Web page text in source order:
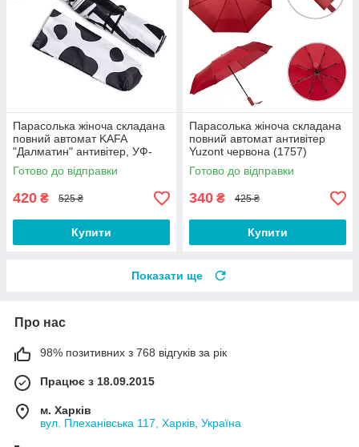
Парасолька жіноча складана
повний автомат KAFA
"Далматин" антивітер, УФ-
захист (3323)
Готово до відправки
420 ₴ 525 ₴
Купити
Парасолька жіноча складана
повний автомат антивітер
Yuzont червона (1757)
Готово до відправки
340 ₴ 425 ₴
Купити
Показати ще
Про нас
98% позитивних з 768 відгуків за рік
Працює з 18.09.2015
м. Харків
вул. Плеханівська 117, Харків, Україна